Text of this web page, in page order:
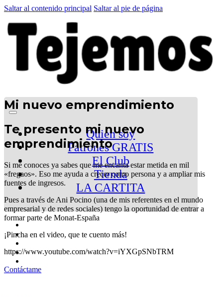
Saltar al contenido principal Saltar al pie de página
Quien soy
Patrones GRATIS
El Club
Tienda
LA CARTITA
Mi nuevo emprendimiento
Te presento mi nuevo
emprendimiento
Si me conoces ya sabes que me encanta estar metida en mil
«fregaos». Eso me ayuda a crecer como persona y a ampliar mis
fuentes de ingresos.
Pues a través de Ani Pocino (una de mis referentes en el mundo
empresarial y de redes sociales) tengo la oportunidad de entrar a
formar parte de Monat-España
¡Pincha en el video, que te cuento más!
https://www.youtube.com/watch?v=iYXGpSNbTRM
Contáctame